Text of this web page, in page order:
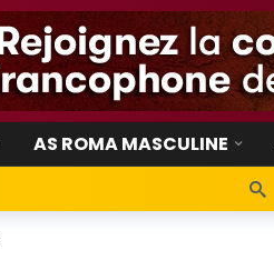
AS ROMA MASCULINE